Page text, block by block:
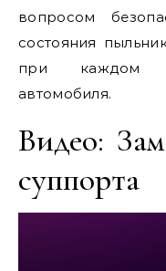
вопросом
состояния
при каждом
автомобиля.
Видео:
суппорта